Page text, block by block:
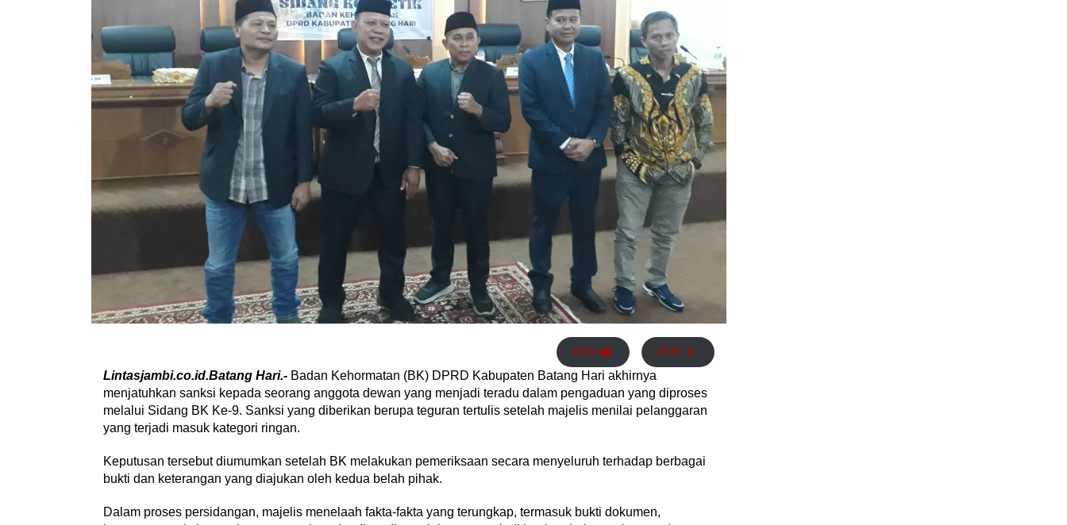
Print 🖨 PDF 📄
Lintasjambi.co.id.Batang Hari.- Badan Kehormatan (BK) DPRD Kabupaten Batang Hari akhirnya
menjatuhkan sanksi kepada seorang anggota dewan yang menjadi teradu dalam pengaduan yang diproses
melalui Sidang BK Ke-9. Sanksi yang diberikan berupa teguran tertulis setelah majelis menilai pelanggaran
yang terjadi masuk kategori ringan.
Keputusan tersebut diumumkan setelah BK melakukan pemeriksaan secara menyeluruh terhadap berbagai
bukti dan keterangan yang diajukan oleh kedua belah pihak.
Dalam proses persidangan, majelis menelaah fakta-fakta yang terungkap, termasuk bukti dokumen,